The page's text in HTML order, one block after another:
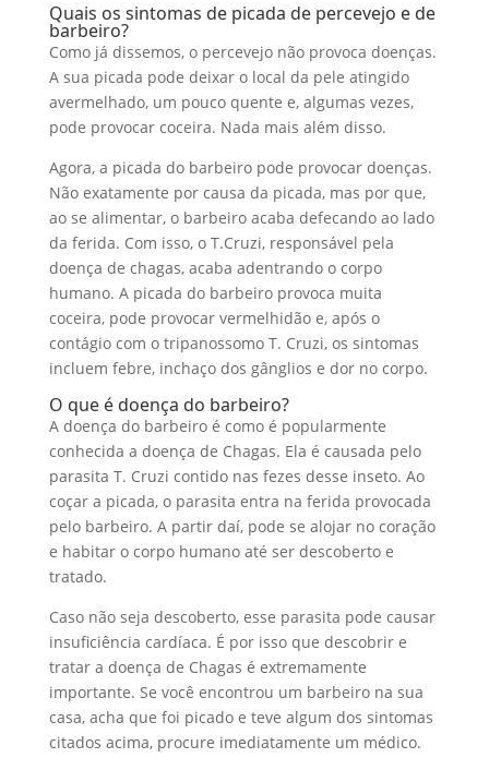
Quais os sintomas de picada de percevejo e de
barbeiro?
Como já dissemos, o percevejo não provoca doenças.
A sua picada pode deixar o local da pele atingido
avermelhado, um pouco quente e, algumas vezes,
pode provocar coceira. Nada mais além disso.
Agora, a picada do barbeiro pode provocar doenças.
Não exatamente por causa da picada, mas por que,
ao se alimentar, o barbeiro acaba defecando ao lado
da ferida. Com isso, o T.Cruzi, responsável pela
doença de chagas, acaba adentrando o corpo
humano. A picada do barbeiro provoca muita
coceira, pode provocar vermelhidão e, após o
contágio com o tripanossomo T. Cruzi, os sintomas
incluem febre, inchaço dos gânglios e dor no corpo.
O que é doença do barbeiro?
A doença do barbeiro é como é popularmente
conhecida a doença de Chagas. Ela é causada pelo
parasita T. Cruzi contido nas fezes desse inseto. Ao
coçar a picada, o parasita entra na ferida provocada
pelo barbeiro. A partir daí, pode se alojar no coração
e habitar o corpo humano até ser descoberto e
tratado.
Caso não seja descoberto, esse parasita pode causar
insuficiência cardíaca. É por isso que descobrir e
tratar a doença de Chagas é extremamente
importante. Se você encontrou um barbeiro na sua
casa, acha que foi picado e teve algum dos sintomas
citados acima, procure imediatamente um médico.